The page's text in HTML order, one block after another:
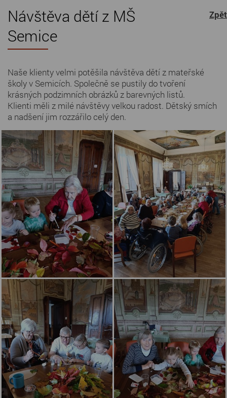
Návštěva dětí z MŠ
Semice
Naše klienty velmi potěšila návštěva dětí z mateřské
školy v Semicích. Společně se pustily do tvoření
krásných podzimních obrázků z barevných listů.
Klienti měli z milé návštěvy velkou radost. Dětský smích
a nadšení jim rozzářilo celý den.
Zpět